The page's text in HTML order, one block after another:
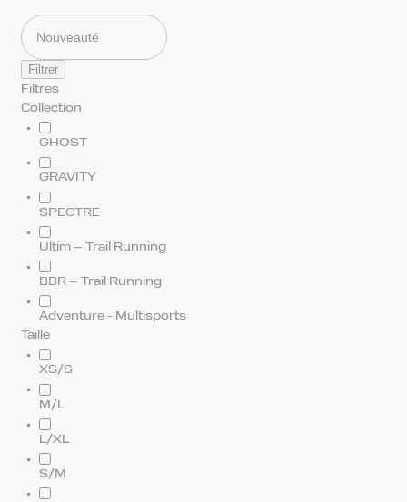
Filtrer
Filtres
Collection
GHOST
GRAVITY
SPECTRE
Ultim – Trail Running
BBR – Trail Running
Adventure - Multisports
Taille
XS/S
M/L
L/XL
S/M